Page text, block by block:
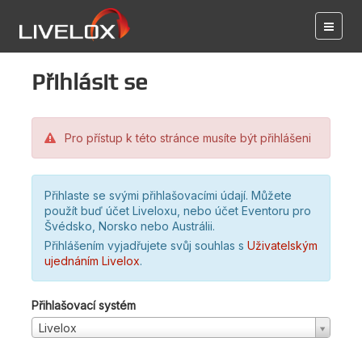
Přihlásit se
Pro přístup k této stránce musíte být přihlášeni
Přihlaste se svými přihlašovacími údají. Můžete
použít buď účet Liveloxu, nebo účet Eventoru pro
Švédsko, Norsko nebo Austrálii.
Přihlášením vyjadřujete svůj souhlas s Uživatelským
ujednáním Livelox.
Přihlašovací systém
Livelox